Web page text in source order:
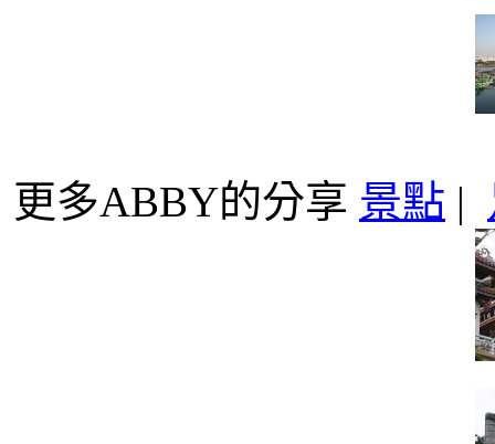
更多ABBY的分享 景點 |